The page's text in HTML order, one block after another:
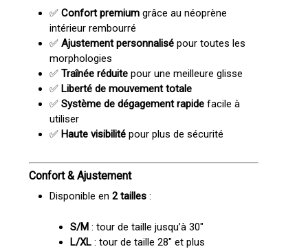
✅ Confort premiumgrâce au néoprène
intérieur rembourré
✅ Ajustement personnalisépour toutes les
morphologies
✅ Traînée réduitepour une meilleure glisse
✅ Liberté de mouvement totale
✅ Système de dégagement rapidefacile à
utiliser
✅ Haute visibilitépour plus de sécurité
Confort & Ajustement
Disponible en 2 tailles:
S/M: tour de taille jusqu’à 30″
L/XL: tour de taille 28″ et plus